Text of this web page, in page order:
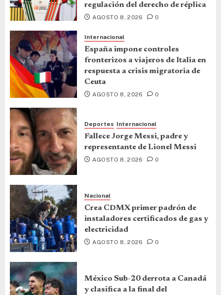
regulación del derecho de réplica
AGOSTO 8, 2026 0
Internacional
España impone controles
fronterizos a viajeros de Italia en
respuesta a crisis migratoria de
Ceuta
AGOSTO 8, 2026 0
Deportes Internacional
Fallece Jorge Messi, padre y
representante de Lionel Messi
AGOSTO 8, 2026 0
Nacional
Crea CDMX primer padrón de
instaladores certificados de gas y
electricidad
AGOSTO 8, 2026 0
México Sub-20 derrota a Canadá
y clasifica a la final del